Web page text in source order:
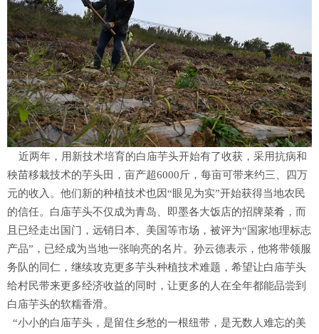
近两年，用新技术培育的白庙芋头开始有了收获，采用抗病和
秧苗移栽技术的芋头田，亩产超6000斤，每亩可带来约三、四万
元的收入。他们新的种植技术也因“眼见为实”开始获得当地农民
的信任。白庙芋头不仅成为青岛、即墨各大饭店的招牌菜肴，而
且已经走出国门，远销日本、美国等市场，被评为“国家地理标志
产品”，已经成为当地一张响亮的名片。孙云德表示，他将带领服
务队的同仁，继续攻克更多芋头种植技术难题，希望让白庙芋头
给村民带来更多经济收益的同时，让更多的人在全年都能品尝到
白庙芋头的软糯香滑。
“小小的白庙芋头，是留住乡愁的一根纽带，是无数人难忘的美